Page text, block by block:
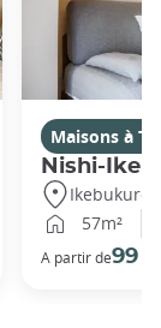
Maisons à
Nishi-
Ikebukuro,
57m²
A partir de99 €